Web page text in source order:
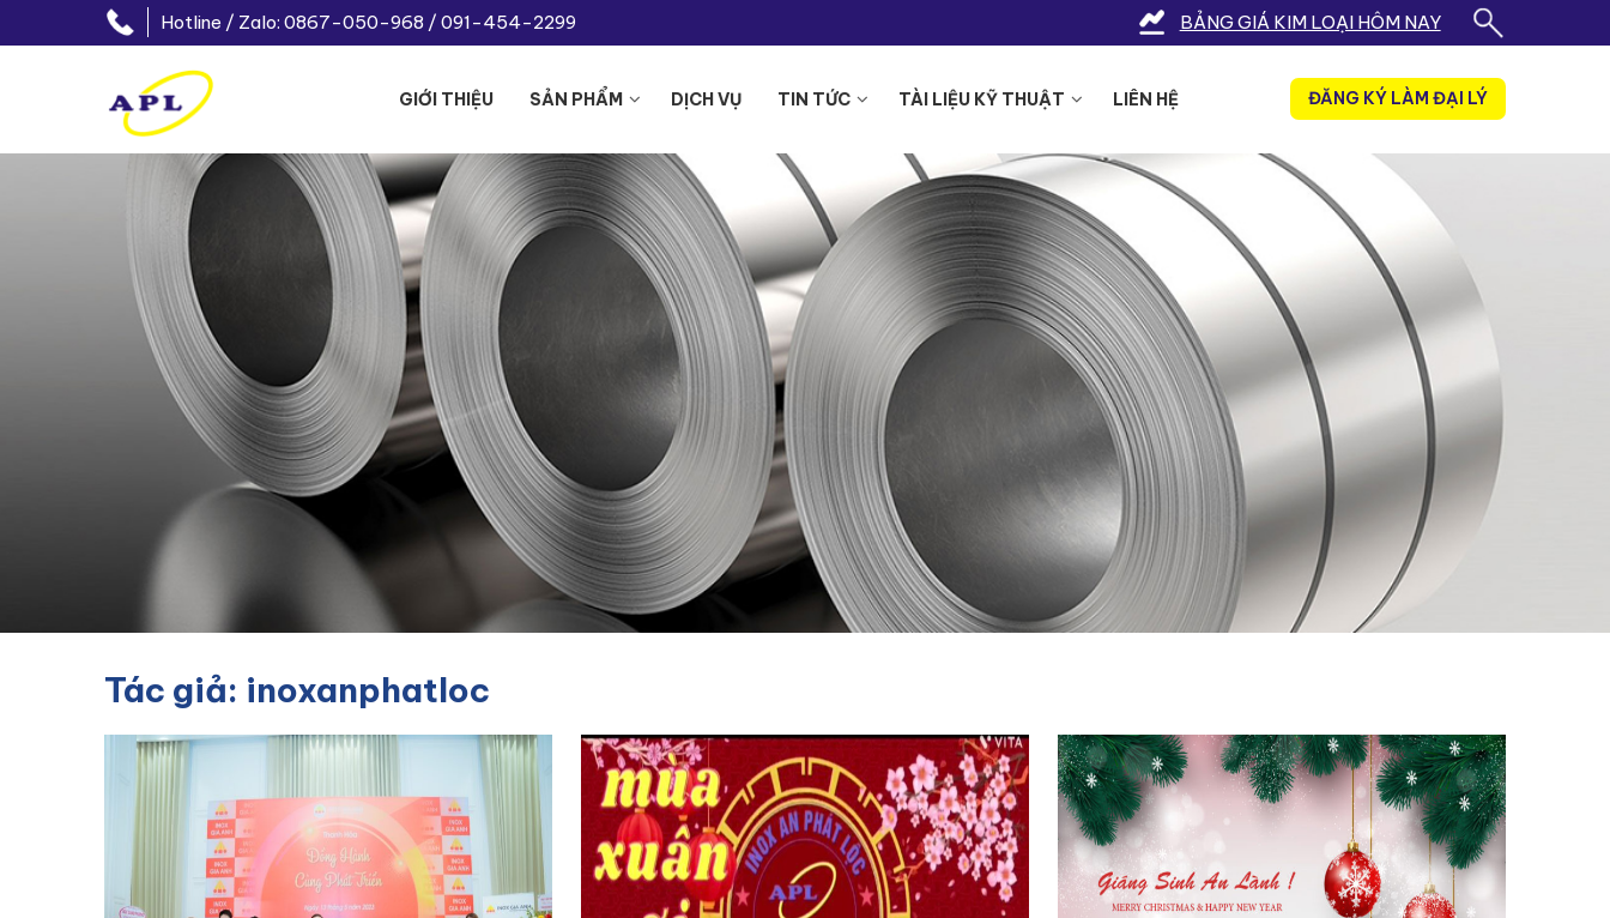
Hotline / Zalo: 0867-050-968 / 091-454-2299 BẢNG GIÁ KIM LOẠI HÔM NAY
GIỚI THIỆU SẢN PHẨM DỊCH VỤ TIN TỨC TÀI LIỆU KỸ THUẬT LIÊN HỆ ĐĂNG KÝ LÀM ĐẠI LÝ
Tác giả: inoxanphatloc